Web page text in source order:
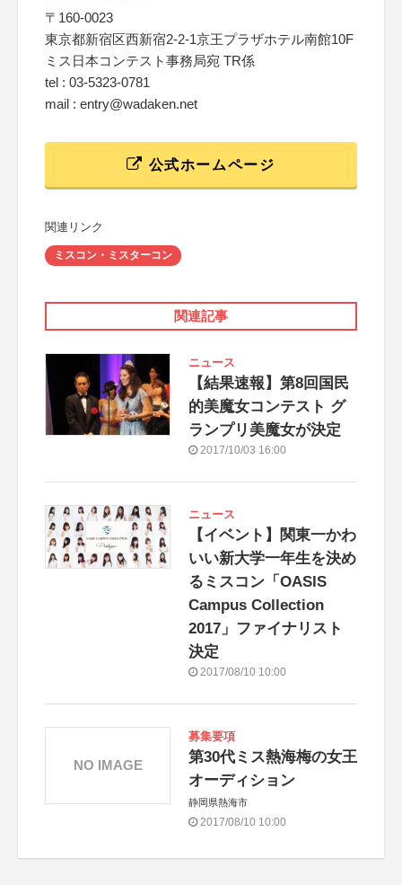
〒160-0023
東京都新宿区西新宿2-2-1京王プラザホテル南館10F
ミス日本コンテスト事務局宛 TR係
tel : 03-5323-0781
mail : entry@wadaken.net
公式ホームページ
関連リンク
ミスコン・ミスターコン
関連記事
ニュース
【結果速報】第8回国民
的美魔女コンテスト グ
ランプリ美魔女が決定
2017/10/03 16:00
ニュース
【イベント】関東一かわ
いい新大学一年生を決め
るミスコン「OASIS
Campus Collection
2017」ファイナリスト
決定
2017/08/10 10:00
募集要項
第30代ミス熱海梅の女王
オーディション
静岡県熱海市
2017/08/10 10:00
NO IMAGE